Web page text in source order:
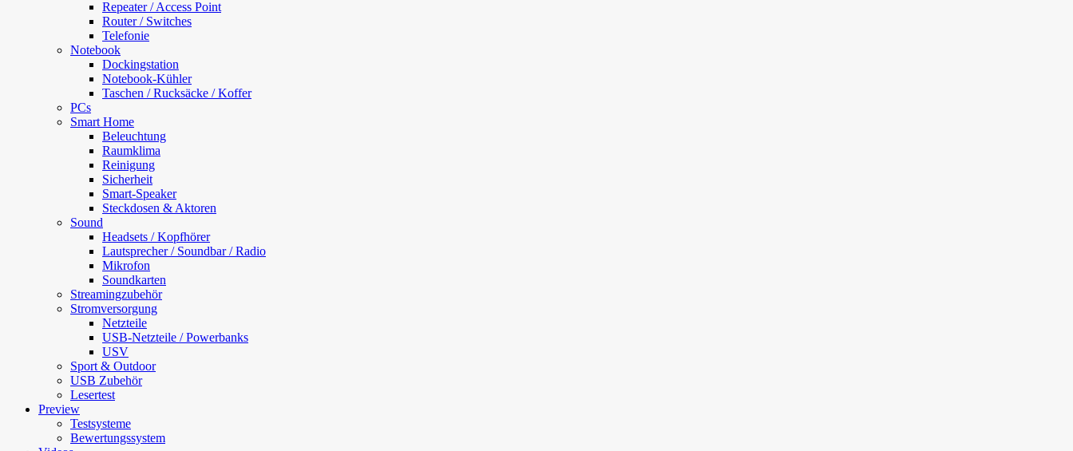
Repeater / Access Point
Router / Switches
Telefonie
Notebook
Dockingstation
Notebook-Kühler
Taschen / Rucksäcke / Koffer
PCs
Smart Home
Beleuchtung
Raumklima
Reinigung
Sicherheit
Smart-Speaker
Steckdosen & Aktoren
Sound
Headsets / Kopfhörer
Lautsprecher / Soundbar / Radio
Mikrofon
Soundkarten
Streamingzubehör
Stromversorgung
Netzteile
USB-Netzteile / Powerbanks
USV
Sport & Outdoor
USB Zubehör
Lesertest
Preview
Testsysteme
Bewertungssystem